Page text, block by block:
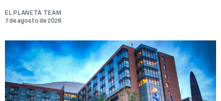
EL PLANETA TEAM
7 de agosto de 2026